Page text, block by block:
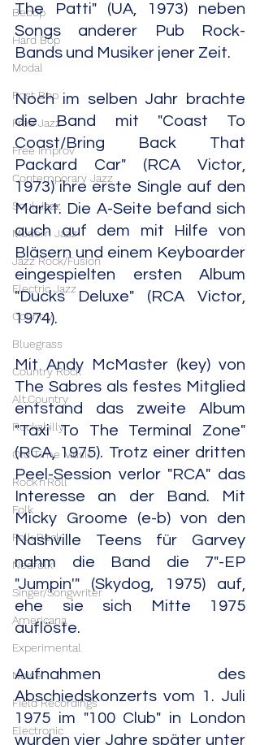
Bebop
Hard Bop
Modal
Post Bop
Free Jazz
Free Improv
Contemporary Jazz
Soul Jazz
Modern Jazz
Jazz Rock/Fusion
Electric Jazz
Country
Bluegrass
Country Rock
Alt.Country
Rockabilly
Old Time Music
Rock'n'Roll
Folk
Folk Rock
Neofolk
Singer/Songwriter
Americana
Experimental
Noise
Field Recordings
Electronic
The Patti" (UA, 1973) neben
Songs anderer Pub Rock-
Bands und Musiker jener Zeit.
Noch im selben Jahr brachte
die Band mit "Coast To
Coast/Bring Back That
Packard Car" (RCA Victor,
1973) ihre erste Single auf den
Markt. Die A-Seite befand sich
auch auf dem mit Hilfe von
Bläsern und einem Keyboarder
eingespielten ersten Album
"Ducks Deluxe" (RCA Victor,
1974).
Mit Andy McMaster (key) von
The Sabres als festes Mitglied
entstand das zweite Album
"Taxi To The Terminal Zone"
(RCA, 1975). Trotz einer dritten
Peel-Session verlor "RCA" das
Interesse an der Band. Mit
Micky Groome (e-b) von den
Nashville Teens für Garvey
nahm die Band die 7"-EP
"Jumpin'" (Skydog, 1975) auf,
ehe sie sich Mitte 1975
auflöste.
Aufnahmen des
Abschiedskonzerts vom 1. Juli
1975 im "100 Club" in London
wurden vier Jahre später unter